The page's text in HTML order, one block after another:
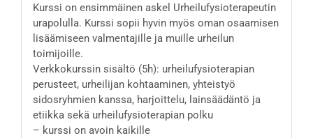
Kurssi on ensimmäinen askel Urheilufysioterapeutin
urapolulla. Kurssi sopii hyvin myös oman osaamisen
lisäämiseen valmentajille ja muille urheilun
toimijoille.
Verkkokurssin sisältö (5h): urheilufysioterapian
perusteet, urheilijan kohtaaminen, yhteistyö
sidosryhmien kanssa, harjoittelu, lainsäädäntö ja
etiikka sekä urheilufysioterapian polku
– kurssi on avoin kaikille